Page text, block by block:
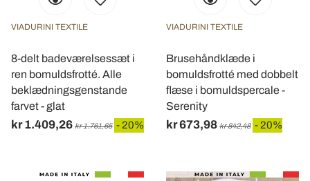
VIADURINI TEXTILE
8-delt badeværelsessæt i
ren bomuldsfrotté. Alle
beklædningsgenstande
farvet - glat
kr 1.409,26 kr 1.761,65 - 20%
VIADURINI TEXTILE
Brusehåndklæde i
bomuldsfrotté med dobbelt
flæse i bomuldspercale -
Serenity
kr 673,98 kr 842,48 - 20%